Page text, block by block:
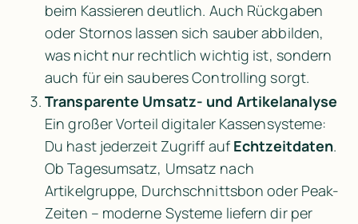
beim Kassieren deutlich. Auch Rückgaben
oder Stornos lassen sich sauber abbilden,
was nicht nur rechtlich wichtig ist, sondern
auch für ein sauberes Controlling sorgt.
Transparente Umsatz- und Artikelanalyse
Ein großer Vorteil digitaler Kassensysteme:
Du hast jederzeit Zugriff auf Echtzeitdaten.
Ob Tagesumsatz, Umsatz nach
Artikelgruppe, Durchschnittsbon oder Peak-
Zeiten – moderne Systeme liefern dir per